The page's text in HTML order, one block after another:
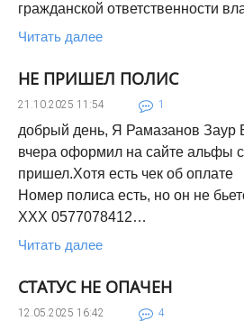
гражданской ответственности
Читать далее
НЕ ПРИШЕЛ ПОЛИС
21.10.2025 11:54 1
добрый день, Я Рамазанов Заур
вчера оформил на сайте альфы
пришел.Хотя есть чек об оплате
Номер полиса есть, но он не
ХХХ 0577078412…
Читать далее
СТАТУС НЕ ОПАЧЕН
12.05.2025 16:42 4